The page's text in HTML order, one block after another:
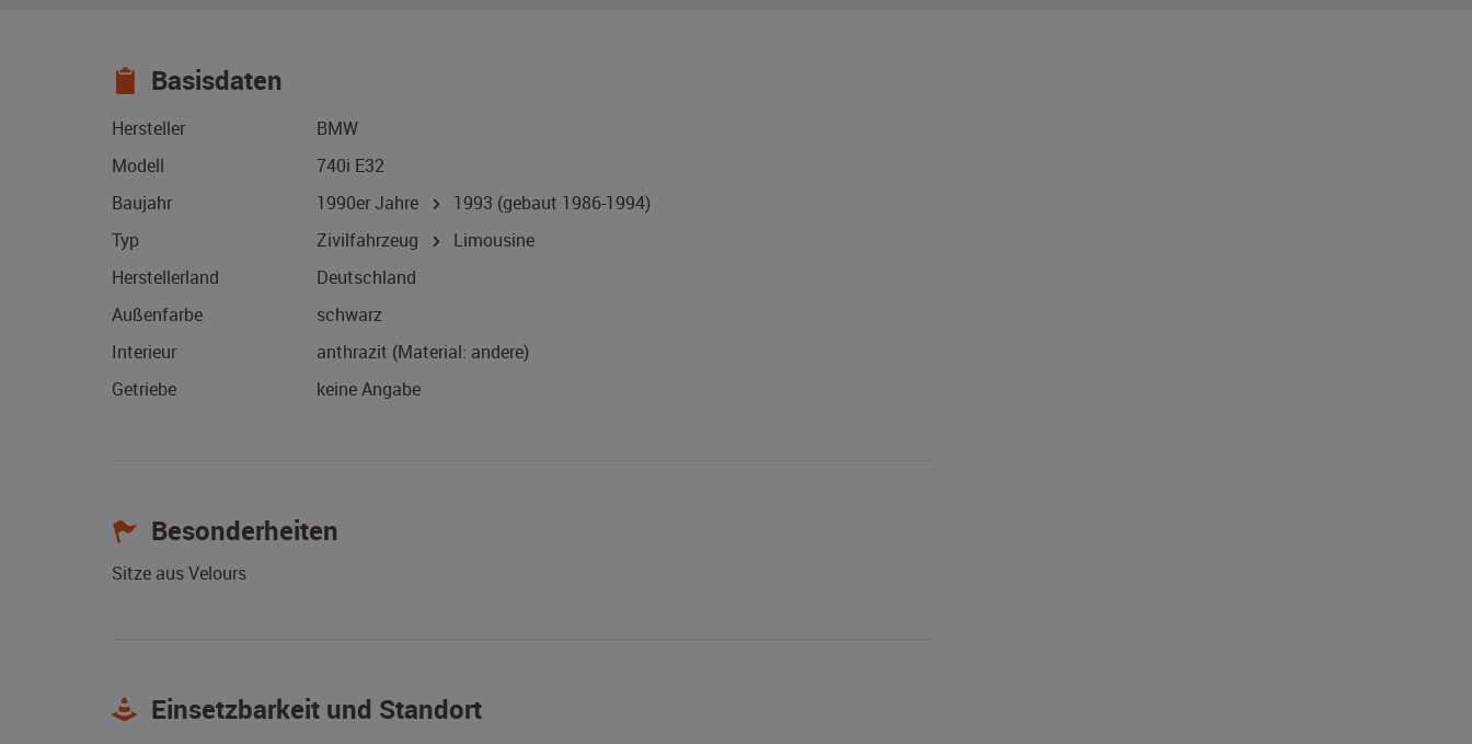
Basisdaten
Hersteller
BMW
Modell
740i E32
Baujahr
1990er Jahre 1993 (gebaut 1986-1994)
Typ
Zivilfahrzeug
Limousine
Herstellerland
Deutschland
Außenfarbe
schwarz
Interieur
anthrazit (Material: andere)
Getriebe
keine Angabe
Besonderheiten
Sitze aus Velours
Einsetzbarkeit und Standort